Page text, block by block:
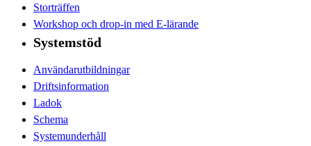
Storträffen
Workshop och drop-in med E-lärande
Systemstöd
Användarutbildningar
Driftsinformation
Ladok
Schema
Systemunderhåll